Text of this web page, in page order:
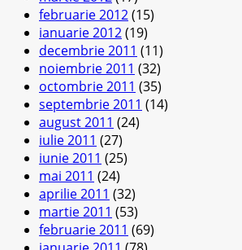
februarie 2012(15)
ianuarie 2012(19)
decembrie 2011 (11)
noiembrie 2011 (32)
octombrie 2011 (35)
septembrie 2011 (14)
august 2011 (24)
iulie 2011 (27)
iunie 2011 (25)
mai 2011 (24)
aprilie 2011 (32)
martie 2011 (53)
februarie 2011 (69)